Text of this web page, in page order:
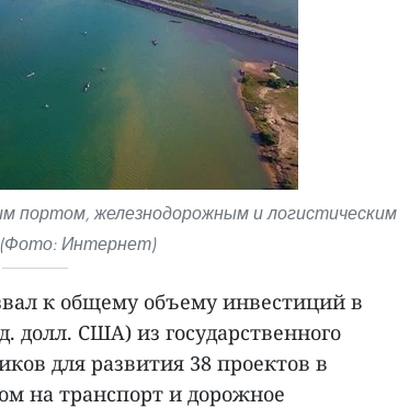
портом, железнодорожным и логистическим
Интернет)
к общему объему инвестиций в
долл. США) из государственного
для развития 38 проектов в
на транспорт и дорожное